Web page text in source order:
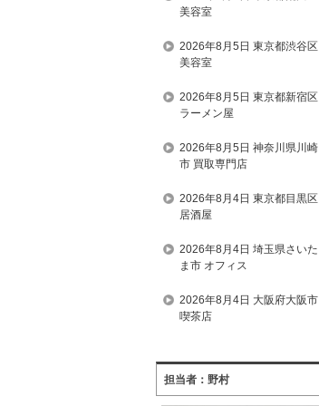
美容室
2026年8月5日 東京都渋谷区
美容室
2026年8月5日 東京都新宿区
ラーメン屋
2026年8月5日 神奈川県川崎
市 買取専門店
2026年8月4日 東京都目黒区
居酒屋
2026年8月4日 埼玉県さいた
ま市 オフィス
2026年8月4日 大阪府大阪市
喫茶店
担当者：野村